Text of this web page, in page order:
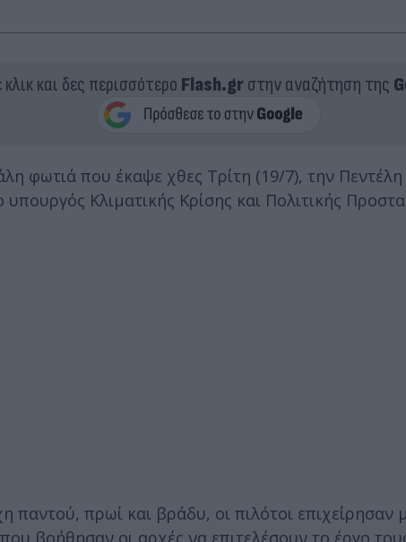
και δες περισσότερο Flash.grστην αναζήτηση της
φωτιά που έκαψε χθες Τρίτη (19/7), την
Κλιματικής Κρίσης και Πολιτικής
παντού, πρωί και βράδυ, οι πιλότοι
βοήθησαν οι αρχές να επιτελέσουν το έργο